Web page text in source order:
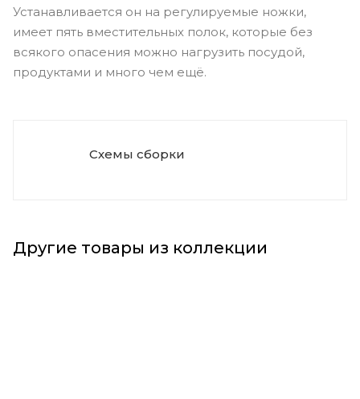
Устанавливается он на регулируемые ножки,
имеет пять вместительных полок, которые без
всякого опасения можно нагрузить посудой,
продуктами и много чем ещё.
Схемы сборки
Другие товары из коллекции